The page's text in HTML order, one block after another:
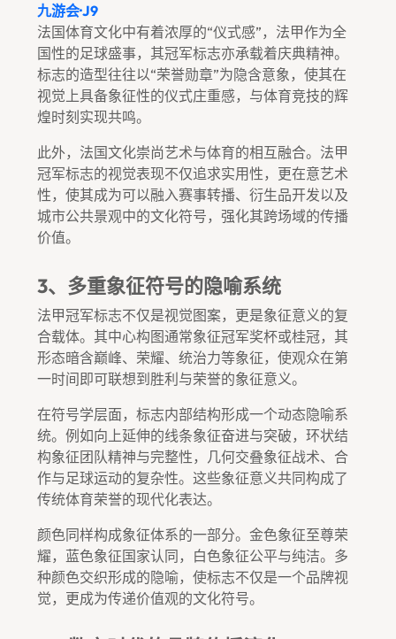
九游会·J9
法国体育文化中有着浓厚的“仪式感”，法甲作为全
国性的足球盛事，其冠军标志亦承载着庆典精神。
标志的造型往往以“荣誉勋章”为隐含意象，使其在
视觉上具备象征性的仪式庄重感，与体育竞技的辉
煌时刻实现共鸣。
此外，法国文化崇尚艺术与体育的相互融合。法甲
冠军标志的视觉表现不仅追求实用性，更在意艺术
性，使其成为可以融入赛事转播、衍生品开发以及
城市公共景观中的文化符号，强化其跨场域的传播
价值。
3、多重象征符号的隐喻系统
法甲冠军标志不仅是视觉图案，更是象征意义的复
合载体。其中心构图通常象征冠军奖杯或桂冠，其
形态暗含巅峰、荣耀、统治力等象征，使观众在第
一时间即可联想到胜利与荣誉的象征意义。
在符号学层面，标志内部结构形成一个动态隐喻系
统。例如向上延伸的线条象征奋进与突破，环状结
构象征团队精神与完整性，几何交叠象征战术、合
作与足球运动的复杂性。这些象征意义共同构成了
传统体育荣誉的现代化表达。
颜色同样构成象征体系的一部分。金色象征至尊荣
耀，蓝色象征国家认同，白色象征公平与纯洁。多
种颜色交织形成的隐喻，使标志不仅是一个品牌视
觉，更成为传递价值观的文化符号。